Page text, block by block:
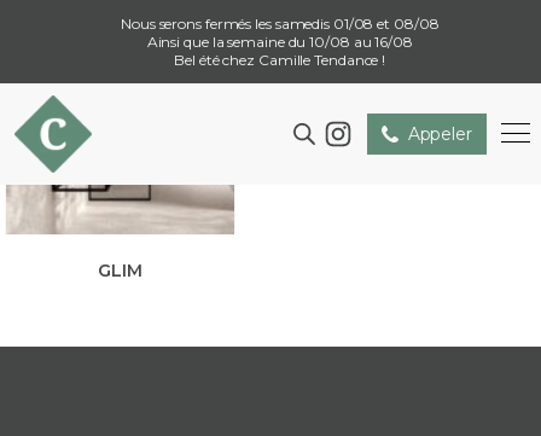
Nous serons fermés les samedis 01/08 et 08/08
Ainsi que la semaine du 10/08 au 16/08
Bel été chez Camille Tendance !
Appeler
GLIM